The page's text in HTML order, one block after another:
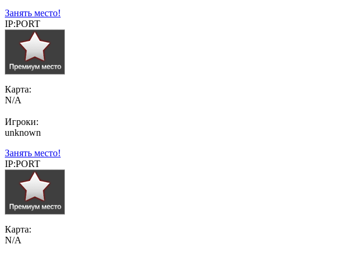
Занять место!
IP:PORT
Карта:
N/A
Игроки:
unknown
Занять место!
IP:PORT
Карта:
N/A